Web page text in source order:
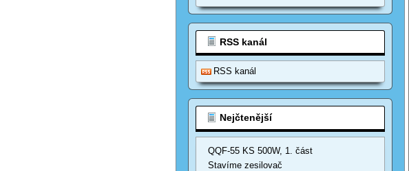
RSS kanál
RSS kanál
Nejčtenější
QQF-55 KS 500W, 1. část
Stavíme zesilovač